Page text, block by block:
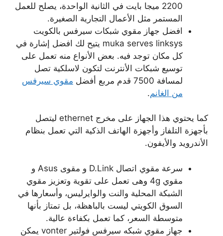
2200 ميجا بايت في الثانية الواحدة، يصلح للعمل
المستمر مثل الأعمال التجارية الصغيرة.
افضل جهاز مقوي شبكات سيرفس بالكويت
muka serves linksys يتيح لك افضل إشارة في
كل مكان توجد فيه. بعض الأنواع منه تعمل على
توسيع شبكات الأنترنت لتكون لاسلكية تصل
لمسافة 7500 قدم مربع أفضل
مقوي سيرفس
من الغانم.
كما يحتوي هذا الجهاز على مخرج ethernet ليتصل
بأجهزة التلفاز وأجهزة الهاتف الذكية التي تعمل بنظام
الأندرويد والأيفون.
سرعة مقوي اتصال D.Link و مقوى Asus و
مقوي 4g وهى تعمل على تقوية وتعزيز مقوي
الشبكة المحلية والنت والوايرليس، وأسعارها في
السوق الكويتي ليست بالباهظة، بل تمتاز بأنها
متوسطة السعر، كما تعمل بكفاءة عالية.
جهاز مقوي شبكه سيرفس فولتير vonter يمكن